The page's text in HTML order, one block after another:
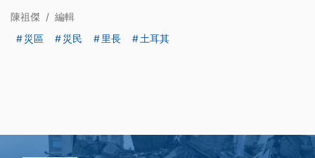
陳祖傑 / 編輯
災區
災民 里長 土耳其